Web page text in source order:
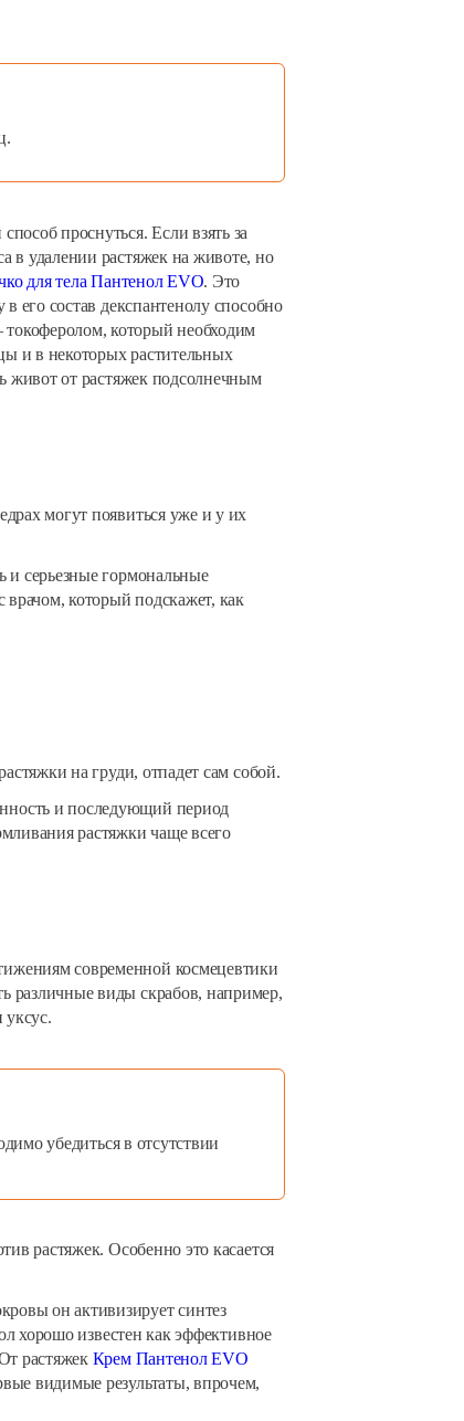
проснуться. Если взять за
в удалении растяжек на животе, но
для тела Пантенол EVO. Это
его состав декспантенолу способно
который необходим
и в некоторых растительных
живот от растяжек подсолнечным
могут появиться уже и у их
и серьезные гормональные
который подскажет, как
на груди, отпадет сам собой.
и последующий период
растяжки чаще всего
современной космецевтики
различные виды скрабов, например,
убедиться в отсутствии
растяжек. Особенно это касается
он активизирует синтез
хорошо известен как эффективное
растяжек Крем Пантенол EVO
видимые результаты, впрочем,